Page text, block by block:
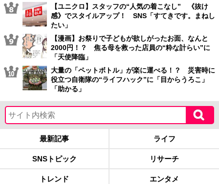
【ユニクロ】スタッフの“人気の着こなし” 《抜け
感》でスタイルアップ！ SNS「すてきです。まねし
たい」
【漫画】お祭りで子どもが欲しがったお面、なんと
2000円！？ 焦る母を救った店員の“粋な計らい”に
「天使降臨」
大量の「ペットボトル」が楽に運べる！？ 災害時に
役立つ自衛隊の“ライフハック”に「目からうろこ」
「助かる」
最新記事 ライフ
SNSトピック リサーチ
トレンド エンタメ